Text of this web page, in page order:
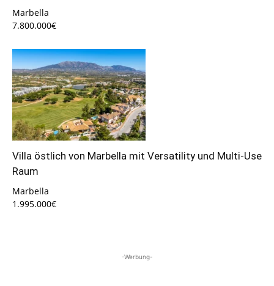
Marbella
7.800.000€
Villa östlich von Marbella mit Versatility und Multi-Use
Raum
Marbella
1.995.000€
-Werbung-